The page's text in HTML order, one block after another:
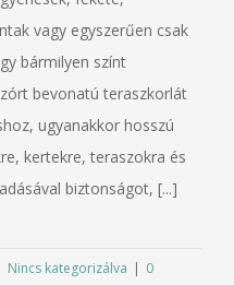
vagy egyszerűen csak
bármilyen színt
bevonatú teraszkorlát
ugyanakkor hosszú
kertekre, teraszokra és
biztonságot, [...]
Nincs kategorizálva | 0